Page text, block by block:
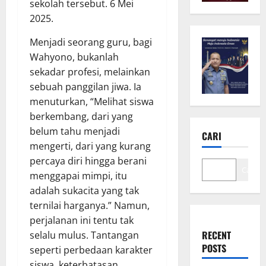
sekolah tersebut. 6 Mei
2025.
Menjadi seorang guru, bagi
Wahyono, bukanlah
sekadar profesi, melainkan
sebuah panggilan jiwa. Ia
menuturkan, “Melihat siswa
berkembang, dari yang
belum tahu menjadi
mengerti, dari yang kurang
percaya diri hingga berani
menggapai mimpi, itu
adalah sukacita yang tak
ternilai harganya.” Namun,
perjalanan ini tentu tak
selalu mulus. Tantangan
seperti perbedaan karakter
CARI
RECENT
POSTS